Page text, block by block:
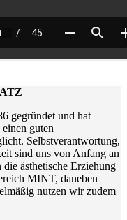
gegründet und hat
guten
Selbstverantwortung,
sind uns von Anfang an
ästhetische Erziehung
MINT, daneben
nutzen wir zudem